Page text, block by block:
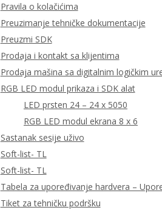
Pravila o kolačićima
Preuzimanje tehničke dokumentacije
Preuzmi SDK
Prodaja i kontakt sa klijentima
Prodaja mašina sa digitalnim logičkim
RGB LED modul prikaza i SDK alat
LED prsten 24 – 24 x 5050
RGB LED modul ekrana 8 x 6
Sastanak sesije uživo
Soft-list- TL
Soft-list- TL
Tabela za upoređivanje hardvera –
Tiket za tehničku podršku